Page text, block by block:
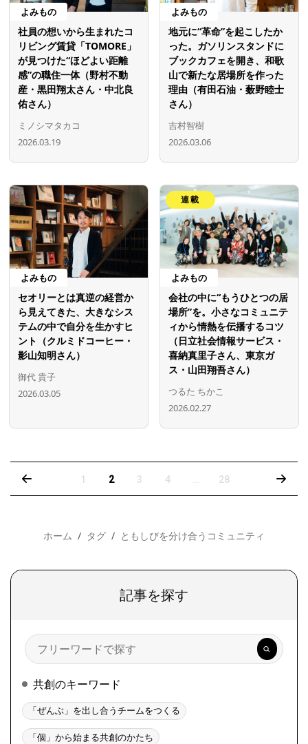
よみもの
社員の想いから生まれたコ
リビング賃貸「TOMORE」
が見つけた“ほどよい距離
感”の職住一体（野村不動
産・黒田翔太さん・中北良
佑さん）
ミノシマタカコ
2026.03.19
よみもの
地元に“革命”を起こしたか
った。ガソリンスタンドに
ブックカフェを開き、和歌
山で新たな居場所を作った
理由（有田石油・薮野睦士
さん）
吉村智樹
2026.03.06
よみもの
セオリーとは真逆の経営か
ら見えてきた、大きなシス
テムの中で自分を生かすヒ
ント（クルミドコーヒー・
影山知明さん）
御代 貴子
2026.03.05
連載
よみもの
会社の中に“もうひとつの居
場所”を。小さなコミュニテ
ィから情熱を伝播するコツ
（日立社会情報サービス・
喜納真里子さん、東京ガ
ス・山田翔吾さん）
つるた ちかこ
2026.02.27
1 2 3 4 28
ホーム タグ ともしびを分け合うコミュニティ
記事を探す
検
索
共創のキーワード
「ぜんぶ」を出し合うチームをつくる
「個」から始まる共創のかたち